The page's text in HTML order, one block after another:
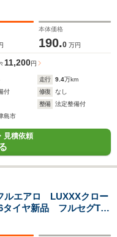
付パワーシート ジオ
テップ ナビTV フリッ
本体価格
190.0 万円
11,200円
走行 9.4万km
付 修復
なし
整備
法定整備付
島市
見積依頼
エアロ LUXXXクロー
タイヤ新品 フルセグTV
ージュ本革シート&